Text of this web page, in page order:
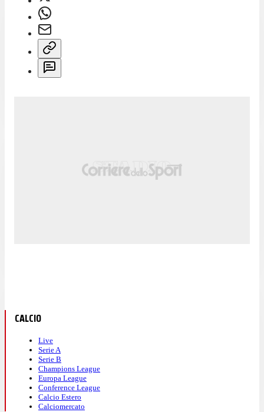
CALCIO
Live
Serie A
Serie B
Champions League
Europa League
Conference League
Calcio Estero
Calciomercato